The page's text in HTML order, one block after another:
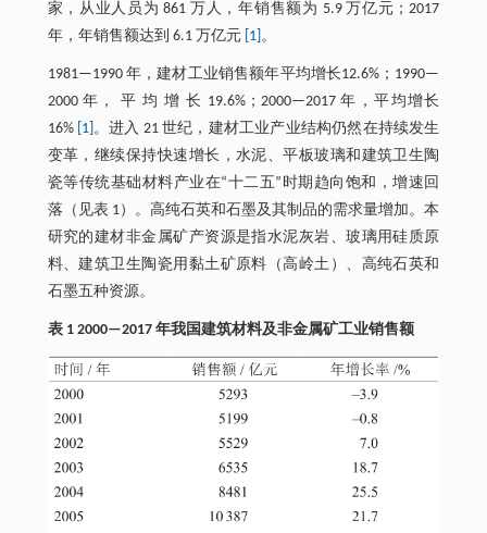
家，从业人员为 861 万人，年销售额为 5.9 万亿元；2017
年，年销售额达到 6.1 万亿元 [1] 。
1981—1990 年，建材工业销售额年平均增长12.6%；1990—
2000 年， 平 均 增 长 19.6%；2000—2017 年，平均增长
16% [1] 。进入 21 世纪，建材工业产业结构仍然在持续发生
变革，继续保持快速增长，水泥、平板玻璃和建筑卫生陶
瓷等传统基础材料产业在“十二五”时期趋向饱和，增速回
落（见表 1）。高纯石英和石墨及其制品的需求量增加。本
研究的建材非金属矿产资源是指水泥灰岩、玻璃用硅质原
料、建筑卫生陶瓷用黏土矿原料（高岭土）、高纯石英和
石墨五种资源。
表 1 2000—2017 年我国建筑材料及非金属矿工业销售额